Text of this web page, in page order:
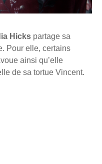
Hicks partage sa
Pour elle, certains
ainsi qu’elle
de sa tortue Vincent.